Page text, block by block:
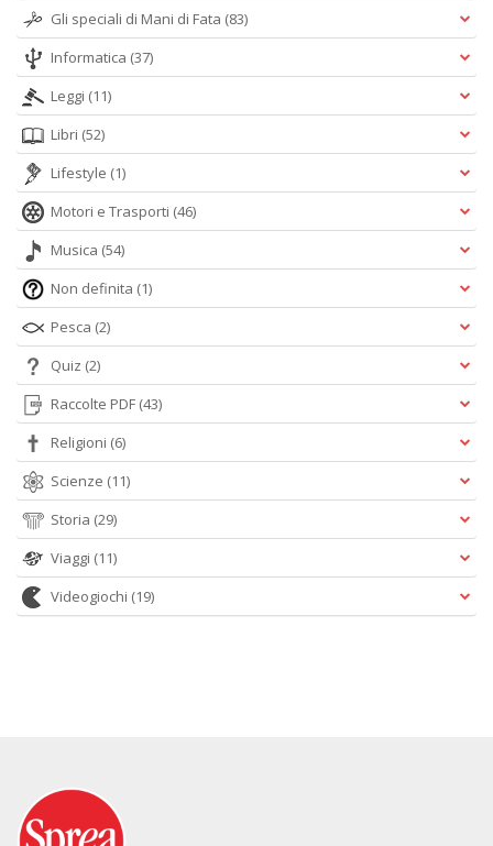
Gli speciali di Mani di Fata (83)
Informatica (37)
Leggi (11)
Libri (52)
Lifestyle (1)
Motori e Trasporti (46)
Musica (54)
Non definita (1)
Pesca (2)
Quiz (2)
Raccolte PDF (43)
Religioni (6)
Scienze (11)
Storia (29)
Viaggi (11)
Videogiochi (19)